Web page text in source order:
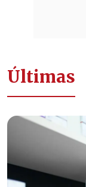
Últimas